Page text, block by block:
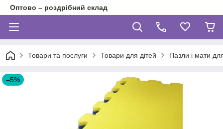
Оптово – роздрібний склад
Товари та послуги Товари для дітей Пазли і мати
–5%